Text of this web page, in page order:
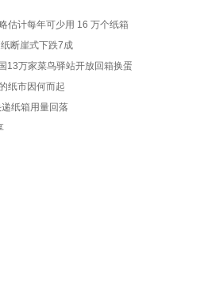
估计每年可少用 16 万个纸箱
断崖式下跌7成
13万家菜鸟驿站开放回箱换蛋
纸市因何而起
纸箱用量回落